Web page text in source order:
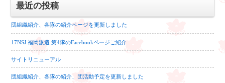
最近の投稿
団組織紹介、各隊の紹介ページを更新しました
17NSJ 福岡派遣 第4隊のFacebookページご紹介
サイトリニューアル
団組織紹介、各隊の紹介、団活動予定を更新しました